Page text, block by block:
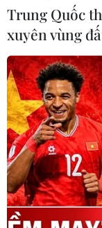
Trung Quốc
xuyên vùng